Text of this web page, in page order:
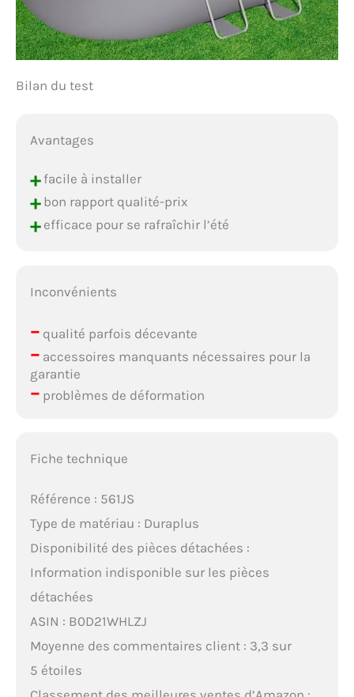
Bilan du test
Avantages
+facile à installer
+bon rapport qualité-prix
+efficace pour se rafraîchir l’été
Inconvénients
–qualité parfois décevante
–accessoires manquants nécessaires pour la
garantie
–problèmes de déformation
Fiche technique
Référence : 561JS
Type de matériau : Duraplus
Disponibilité des pièces détachées :
Information indisponible sur les pièces
détachées
ASIN : B0D21WHLZJ
Moyenne des commentaires client : 3,3 sur
5 étoiles